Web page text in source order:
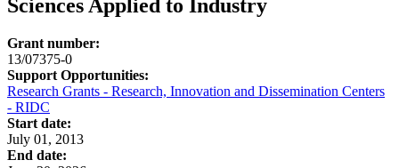
Sciences Applied to Industry
Grant number:
13/07375-0
Support Opportunities:
Research Grants - Research, Innovation and Dissemination Centers
- RIDC
Start date:
July 01, 2013
End date: